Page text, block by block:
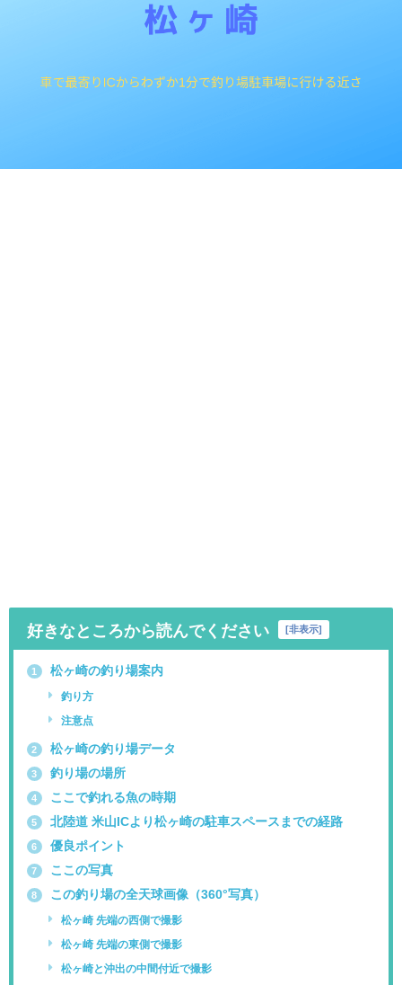
好きなところから読んでください [非表示]
1 松ヶ崎の釣り場案内
釣り方
注意点
2 松ヶ崎の釣り場データ
3 釣り場の場所
4 ここで釣れる魚の時期
5 北陸道 米山ICより松ヶ崎の駐車スペースまでの経路
6 優良ポイント
7 ここの写真
8 この釣り場の全天球画像（360°写真）
松ヶ崎 先端の西側で撮影
松ヶ崎 先端の東側で撮影
松ヶ崎と沖出の中間付近で撮影